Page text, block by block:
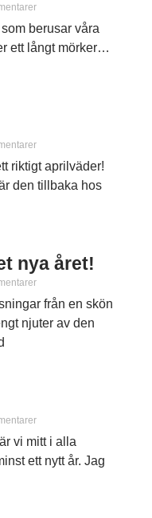
berusar våra
ett långt mörker…
riktigt aprilväder!
den tillbaka hos
nya året!
från en skön
njuter av den
vi mitt i alla
ett nytt år. Jag